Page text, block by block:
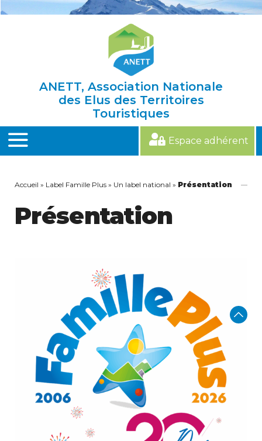
ANETT, Association Nationale
des Elus des Territoires
Touristiques
MENU
Espace adhérent
Accueil » Label Famille Plus » Un label national » Présentation
Présentation